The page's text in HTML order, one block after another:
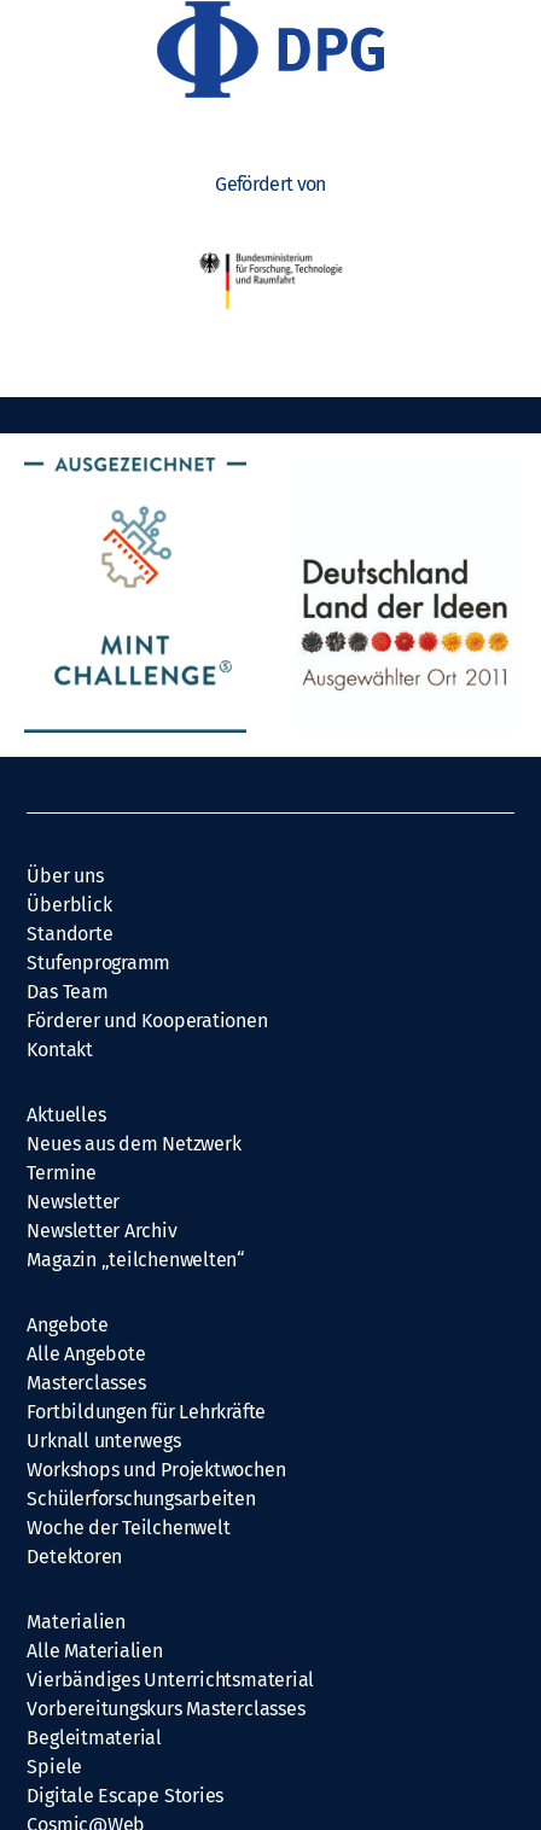
Gefördert von
Über uns
Überblick
Standorte
Stufenprogramm
Das Team
Förderer und Kooperationen
Kontakt
Aktuelles
Neues aus dem Netzwerk
Termine
Newsletter
Newsletter Archiv
Magazin „teilchenwelten“
Angebote
Alle Angebote
Masterclasses
Fortbildungen für Lehrkräfte
Urknall unterwegs
Workshops und Projektwochen
Schülerforschungsarbeiten
Woche der Teilchenwelt
Detektoren
Materialien
Alle Materialien
Vierbändiges Unterrichtsmaterial
Vorbereitungskurs Masterclasses
Begleitmaterial
Spiele
Digitale Escape Stories
Cosmic@Web